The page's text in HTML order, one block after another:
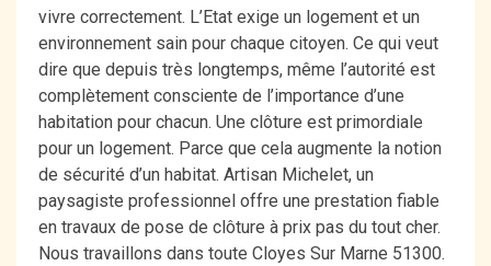
vivre correctement. L’Etat exige un logement et un
environnement sain pour chaque citoyen. Ce qui veut
dire que depuis très longtemps, même l’autorité est
complètement consciente de l’importance d’une
habitation pour chacun. Une clôture est primordiale
pour un logement. Parce que cela augmente la notion
de sécurité d’un habitat. Artisan Michelet, un
paysagiste professionnel offre une prestation fiable
en travaux de pose de clôture à prix pas du tout cher.
Nous travaillons dans toute Cloyes Sur Marne 51300.